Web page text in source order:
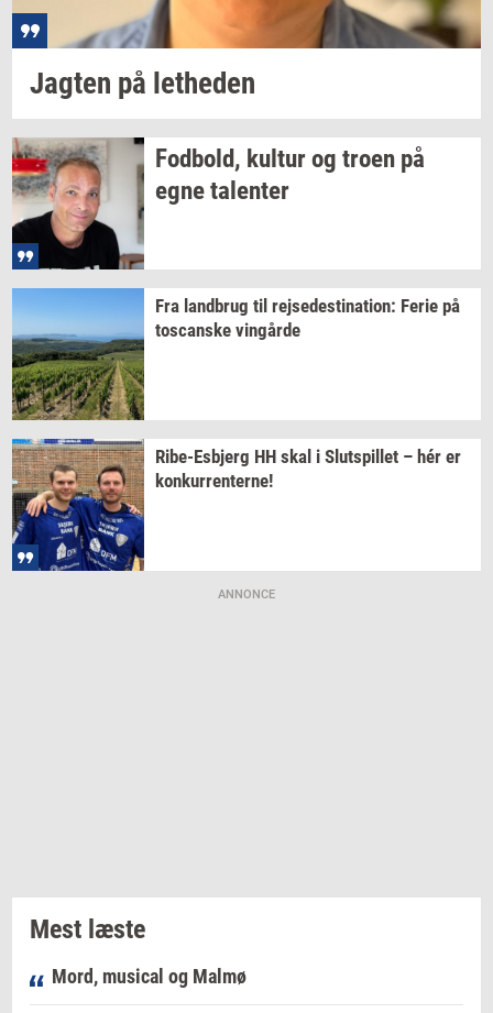
Jag­ten på let­he­den
Fod­bold, kul­turog troen på
egneta­len­ter
Fra land­brug til rej­se­desti­na­tion: Ferie på
toscan­ske vin­går­de
Ribe-​Esbjerg HH skal i Slut­spil­let – hér er
kon­kur­ren­ter­ne!
ANNONCE
Mest læste
Mord, musical og Malmø